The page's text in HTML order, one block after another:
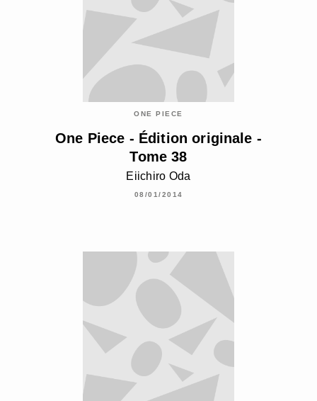
ONE PIECE
One Piece - Édition originale -
Tome 38
Eiichiro Oda
08/01/2014